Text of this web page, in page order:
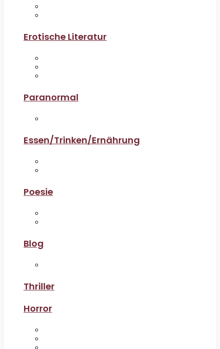
Erotische Literatur
Paranormal
Essen/Trinken/Ernährung
Poesie
Blog
Thriller
Horror